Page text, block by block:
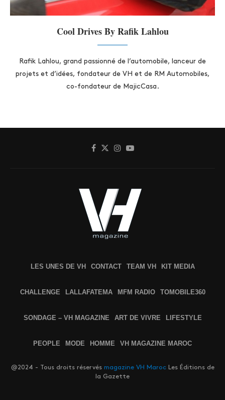
Cool Drives By Rafik Lahlou
Rafik Lahlou, grand passionné de l’automobile, lanceur de
projets et d’idées, fondateur de VH et de RM Automobiles,
co-fondateur de MajicCasa.
LES UNES DE VH CONTACT TEAM VH KIT MEDIA
CHALLENGE LALLAFATEMA MFM RADIO TOMOBILE360
SONDAGE – VH MAGAZINE ART DE VIVRE LIFESTYLE
PEOPLE MODE HOMME VH MAGAZINE MAROC
@2024 - Tous droits réservés magazine VH MarocLes Éditions de
la Gazette